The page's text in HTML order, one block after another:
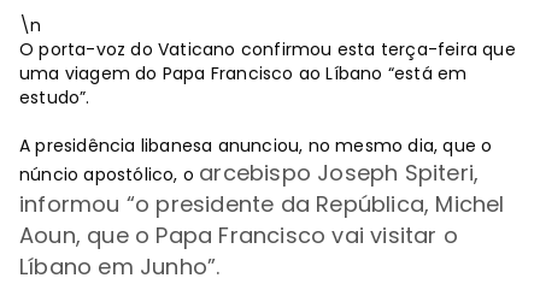
\n
O porta-voz do Vaticano confirmou esta terça-feira que
uma viagem do Papa Francisco ao Líbano “está em
estudo”.
A presidência libanesa anunciou, no mesmo dia, que o
núncio apostólico, o arcebispo Joseph Spiteri,
informou “o presidente da República, Michel
Aoun, que o Papa Francisco vai visitar o
Líbano em Junho”.